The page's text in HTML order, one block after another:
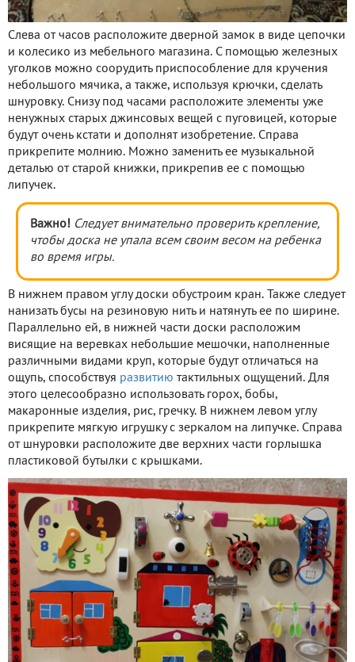
Слева от часов расположите дверной замок в виде цепочки
и колесико из мебельного магазина. С помощью железных
уголков можно соорудить приспособление для кручения
небольшого мячика, а также, используя крючки, сделать
шнуровку. Снизу под часами расположите элементы уже
ненужных старых джинсовых вещей с пуговицей, которые
будут очень кстати и дополнят изобретение. Справа
прикрепите молнию. Можно заменить ее музыкальной
деталью от старой книжки, прикрепив ее с помощью
липучек.
Важно! Следует внимательно проверить крепление,
чтобы доска не упала всем своим весом на ребенка
во время игры.
В нижнем правом углу доски обустроим кран. Также следует
нанизать бусы на резиновую нить и натянуть ее по ширине.
Параллельно ей, в нижней части доски расположим
висящие на веревках небольшие мешочки, наполненные
различными видами круп, которые будут отличаться на
ощупь, способствуя развитию тактильных ощущений. Для
этого целесообразно использовать горох, бобы,
макаронные изделия, рис, гречку. В нижнем левом углу
прикрепите мягкую игрушку с зеркалом на липучке. Справа
от шнуровки расположите две верхних части горлышка
пластиковой бутылки с крышками.